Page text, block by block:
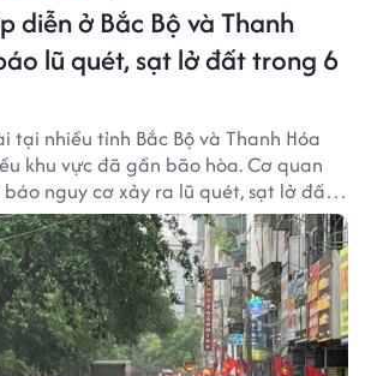
diễn ở Bắc Bộ và Thanh
lũ quét, sạt lở đất trong 6
tại nhiều tỉnh Bắc Bộ và Thanh Hóa
khu vực đã gần bão hòa. Cơ quan
nguy cơ xảy ra lũ quét, sạt lở đất
tới.